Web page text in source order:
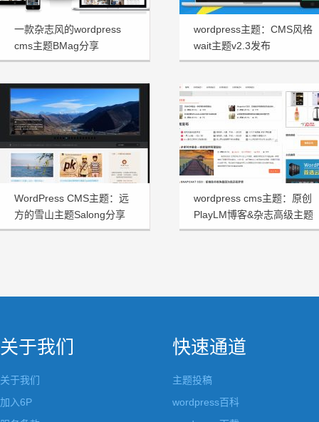
一款杂志风的wordpress
cms主题BMag分享
wordpress主题：CMS风格
wait主题v2.3发布
WordPress CMS主题：远
方的雪山主题Salong分享
wordpress cms主题：原创
PlayLM博客&杂志高级主题
关于我们
关于我们
加入6P
快速通道
主题投稿
wordpress百科